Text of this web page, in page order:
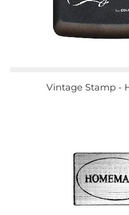
Vintage Stamp -